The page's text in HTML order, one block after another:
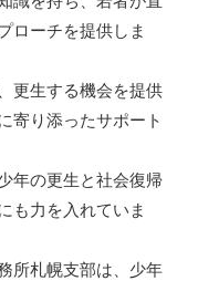
ローチを提供しま
更生する機会を提供
寄り添ったサポート
年の更生と社会復帰
も力を入れていま
所札幌支部は、少年